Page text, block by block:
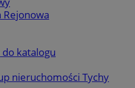
katalogu
nieruchomości Tychy